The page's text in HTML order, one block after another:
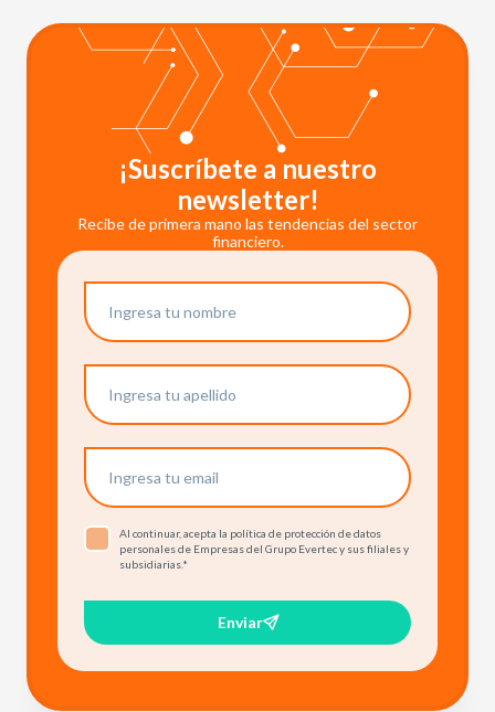
¡Suscríbete a nuestro
newsletter!
Recibe de primera mano las tendencias del sector
financiero.
Al continuar, acepta la política de protección de datos
personales de Empresas del Grupo Evertec y sus filiales y
subsidiarias.*
Enviar